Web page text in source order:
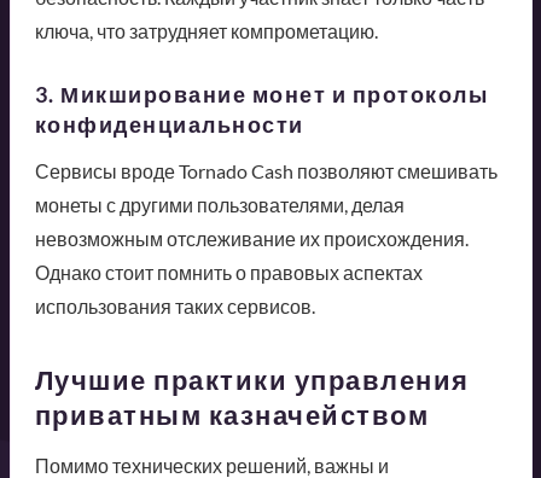
ключа, что затрудняет компрометацию.
3. Микширование монет и протоколы
конфиденциальности
Сервисы вроде Tornado Cash позволяют смешивать
монеты с другими пользователями, делая
невозможным отслеживание их происхождения.
Однако стоит помнить о правовых аспектах
использования таких сервисов.
Лучшие практики управления
приватным казначейством
Помимо технических решений, важны и